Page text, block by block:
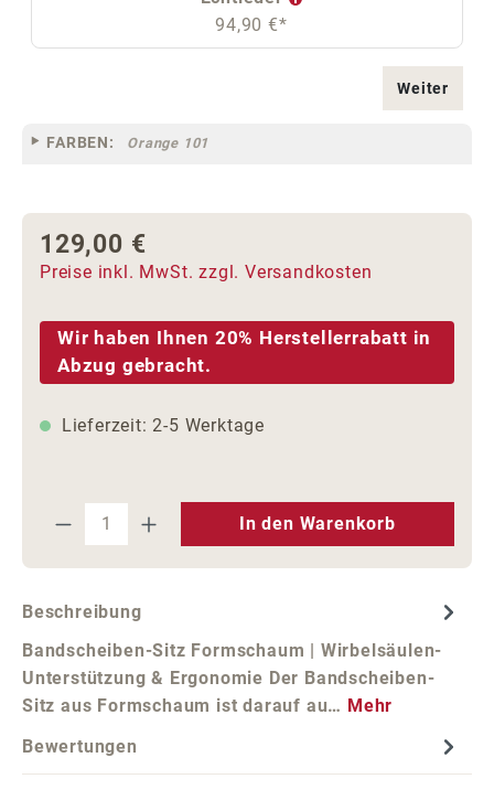
94,90 €*
Weiter
FARBEN: Orange 101
Regulärer Preis:
129,00 €
Preise inkl. MwSt. zzgl. Versandkosten
Wir haben Ihnen 20% Herstellerrabatt in
Abzug gebracht.
Lieferzeit: 2-5 Werktage
Produkt Anzahl: Gib den
In den Warenkorb
Beschreibung
Bandscheiben-Sitz Formschaum | Wirbelsäulen-
Unterstützung & Ergonomie Der Bandscheiben-
Sitz aus Formschaum ist darauf au… Mehr
Bewertungen